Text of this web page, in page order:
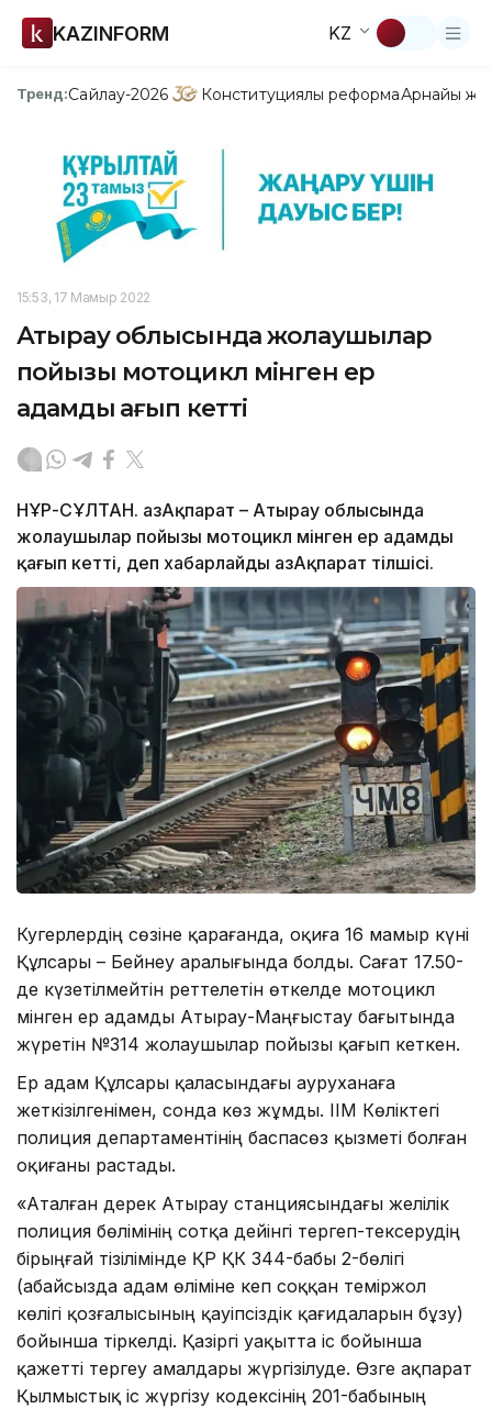
KAZINFORM KZ
Тренд:Сайлау-2026 Конституциялық реформаАрнайы
15:53, 17 Мамыр 2022
Атырау облысында жолаушылар
пойызы мотоцикл мінген ер
адамды қағып кетті
НҰР-СҰЛТАН. ҚазАқпарат – Атырау облысында
жолаушылар пойызы мотоцикл мінген ер адамды
қағып кетті, деп хабарлайды ҚазАқпарат тілшісі.
Куәгерлердің сөзіне қарағанда, оқиға 16 мамыр күні
Құлсары – Бейнеу аралығында болды. Сағат 17.50-
де күзетілмейтін реттелетін өткелде мотоцикл
мінген ер адамды Атырау-Маңғыстау бағытында
жүретін №314 жолаушылар пойызы қағып кеткен.
Ер адам Құлсары қаласындағы ауруханаға
жеткізілгенімен, сонда көз жұмды. ІІМ Көліктегі
полиция департаментінің баспасөз қызметі болған
оқиғаны растады.
«Аталған дерек Атырау станциясындағы желілік
полиция бөлімінің сотқа дейінгі тергеп-тексерудің
бірыңғай тізілімінде ҚР ҚК 344-бабы 2-бөлігі
(абайсызда адам өліміне әкеп соққан теміржол
көлігі қозғалысының қауіпсіздік қағидаларын бұзу)
бойынша тіркелді. Қазіргі уақытта іс бойынша
қажетті тергеу амалдары жүргізілуде. Өзге ақпарат
Қылмыстық іс жүргізу кодексінің 201-бабының